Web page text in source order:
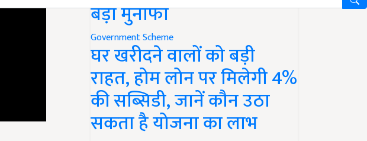
बड़ा मुनाफा
Government Scheme
घर खरीदने वालों को बड़ी
राहत, होम लोन पर मिलेगी 4%
की सब्सिडी, जानें कौन उठा
सकता है योजना का लाभ